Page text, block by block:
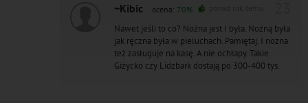
~Kibic ocena: 70%
Nawet jeśli to co? Nożna jest I była. Nożną była
jak ręczna była w pieluchach. Pamiętaj. I nozna
też zasługuje na kasę. A nie ochłapy. Takie.
Giżycko czy Lidzbark dostają po 300-400 tys.